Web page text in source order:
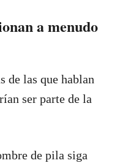
a menudo
de las que hablan
ser parte de la
de pila siga